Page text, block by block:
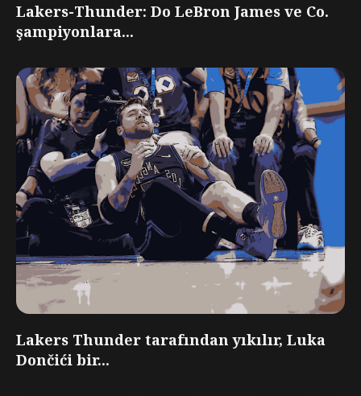
Lakers-Thunder: Do LeBron James ve Co.
şampiyonlara...
Lakers Thunder tarafından yıkılır, Luka
Dončići bir...